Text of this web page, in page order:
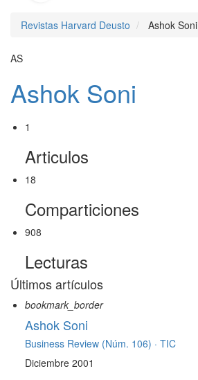
Revistas Harvard Deusto Ashok Soni
AS
Ashok Soni
1
Articulos
18
Comparticiones
908
Lecturas
Últimos artículos
bookmark_border
Ashok Soni
Business Review (Núm. 106) · TIC
Diciembre 2001